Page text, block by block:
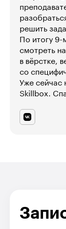
решить
По итогу 9-
смотреть
в вёрстке,
со
Уже сейчас
Skillbox.